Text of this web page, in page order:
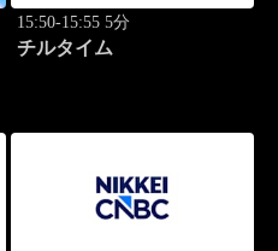
15:50-15:55 5分
チルタイム